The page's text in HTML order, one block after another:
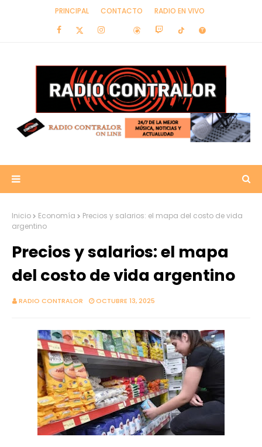
PRINCIPAL CONTACTO RADIO EN VIVO
Inicio Economía
Precios y salarios: el mapa del costo de vida
argentino
Precios y salarios: el mapa
del costo de vida argentino
RADIO CONTRALOR OCTUBRE 13, 2025